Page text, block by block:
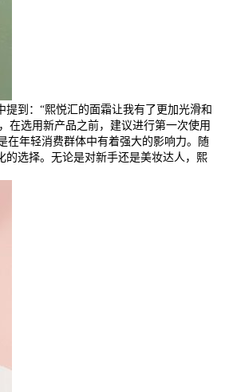
到：“熙悦汇的面霜让我有了更加光滑和
在选用新产品之前，建议进行第一次使用
在年轻消费群体中有着强大的影响力。随
选择。无论是对新手还是美妆达人，熙